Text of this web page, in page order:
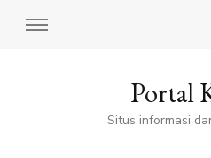
Portal
Situs informasi